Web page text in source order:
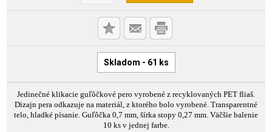
Skladom - 61 ks
Jedinečné klikacie guľôčkové pero vyrobené z recyklovaných PET fliaš.
Dizajn pera odkazuje na materiál, z ktorého bolo vyrobené. Transparentné
telo, hladké písanie. Guľôčka 0,7 mm, šírka stopy 0,27 mm. Väčšie balenie
10 ks v jednej farbe.